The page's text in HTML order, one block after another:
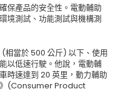
保產品的安全性。電動輔助
境測試、功能測試與機構測
相當於 500 公斤) 以下、使用
以低速行駛。他說，電動輔
時速達到 20 英里，動力輔助
》(Consumer Product